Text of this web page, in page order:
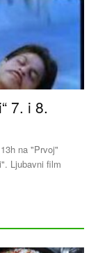
7. i 8.
na "Prvoj"
Ljubavni film